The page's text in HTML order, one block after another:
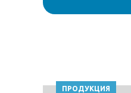
ПРОДУКЦИЯ